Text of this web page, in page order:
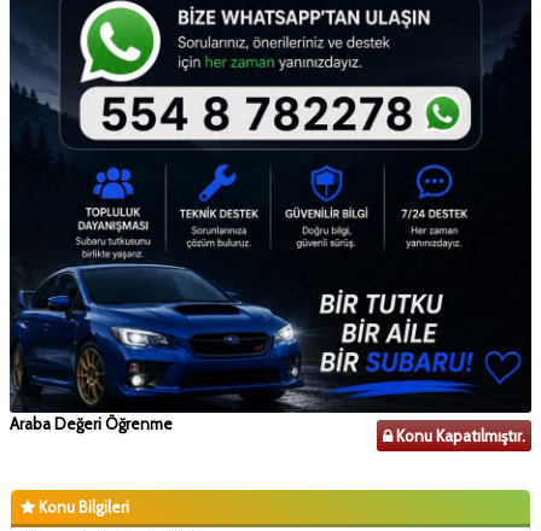
Araba Değeri Öğrenme
Konu Kapatılmıştır.
Konu Bilgileri